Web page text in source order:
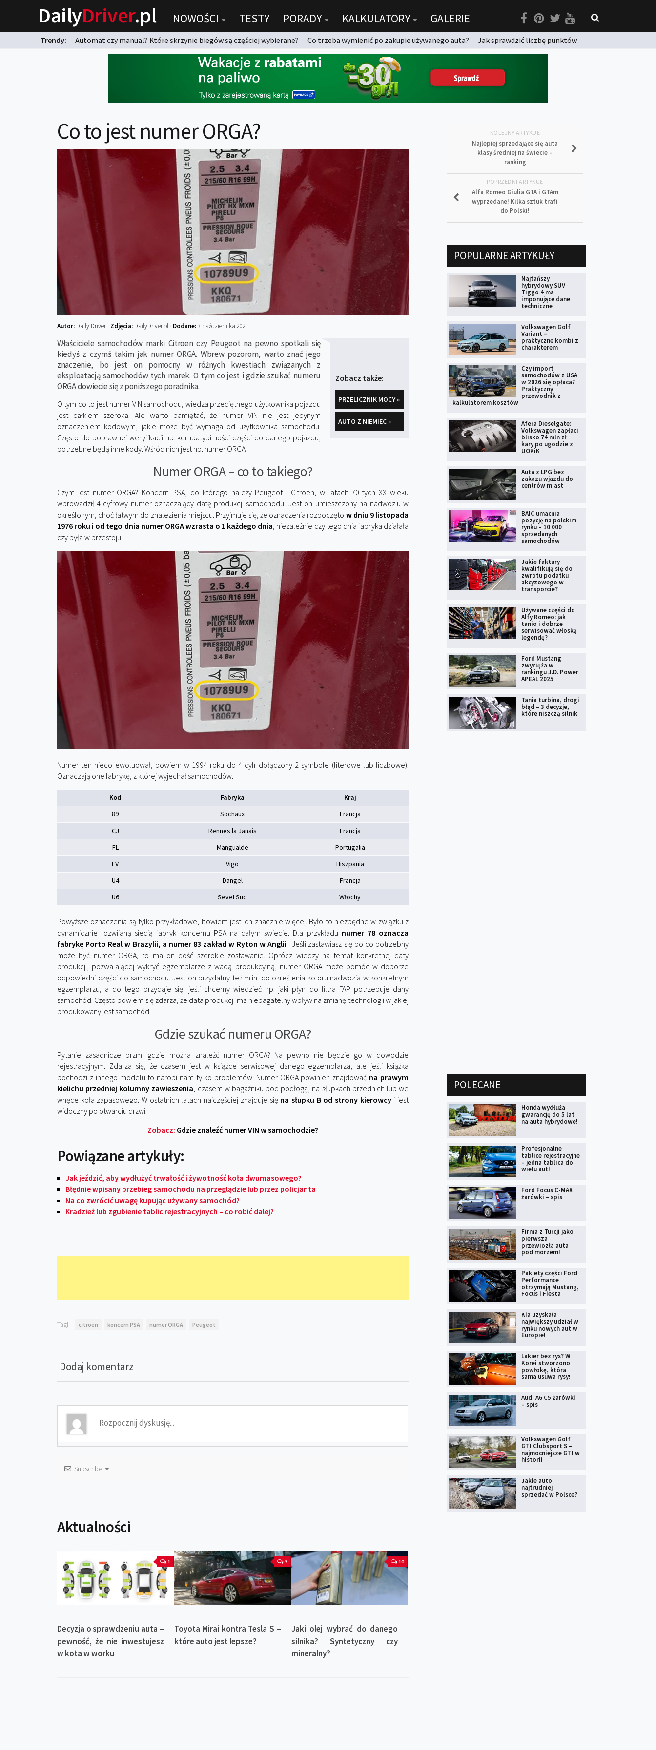
DailyDriver.pl NOWOŚCI TESTY PORADY KALKULATORY GALERIE
Trendy: Automat czy manual? Które skrzynie biegów są częściej wybierane? Co trzeba wymienić po zakupie używanego auta?
Jak sprawdzić liczbę punktów
Co to jest numer ORGA?
Autor: Daily Driver · Zdjęcia: DailyDriver.pl · Dodane:3 października 2021
Zobacz także:
PRZELICZNIK MOCY »
AUTO Z NIEMIEC »
Właściciele samochodów marki Citroen czy Peugeot na pewno spotkali się
kiedyś z czymś takim jak numer ORGA. Wbrew pozorom, warto znać jego
znaczenie, bo jest on pomocny w różnych kwestiach związanych z
eksploatacją samochodów tych marek. O tym co jest i gdzie szukać numeru
ORGA dowiecie się z poniższego poradnika.
O tym co to jest numer VIN samochodu, wiedza przeciętnego użytkownika pojazdu
jest całkiem szeroka. Ale warto pamiętać, że numer VIN nie jest jedynym
oznaczeniem kodowym, jakie może być wymaga od użytkownika samochodu.
Często do poprawnej weryfikacji np. kompatybilności części do danego pojazdu,
potrzebne będą inne kody. Wśród nich jest np. numer ORGA.
Numer ORGA – co to takiego?
Czym jest numer ORGA? Koncern PSA, do którego należy Peugeot i Citroen, w latach 70-tych XX wieku
wprowadził 4-cyfrowy numer oznaczający datę produkcji samochodu. Jest on umieszczony na nadwoziu w
określonym, choć łatwym do znalezienia miejscu. Przyjmuje się, że oznaczenia rozpoczęto w dniu 9 listopada
1976 roku i od tego dnia numer ORGA wzrasta o 1 każdego dnia, niezależnie czy tego dnia fabryka działała
czy była w przestoju.
Numer ten nieco ewoluował, bowiem w 1994 roku do 4 cyfr dołączony 2 symbole (literowe lub liczbowe).
Oznaczają one fabrykę, z której wyjechał samochodów.
Kod Fabryka
Kraj
89
Sochaux
Francja
CJ
Rennes la Janais
Francja
FL
Mangualde
Portugalia
FV
Vigo
Hiszpania
U4
Dangel
Francja
U6
Sevel Sud Włochy
Powyższe oznaczenia są tylko przykładowe, bowiem jest ich znacznie więcej. Było to niezbędne w związku z
dynamicznie rozwijaną siecią fabryk koncernu PSA na całym świecie. Dla przykładu numer 78 oznacza
fabrykę Porto Real w Brazylii, a numer 83 zakład w Ryton w Anglii. Jeśli zastawiasz się po co potrzebny
może być numer ORGA, to ma on dość szerokie zostawanie. Oprócz wiedzy na temat konkretnej daty
produkcji, pozwalającej wykryć egzemplarze z wadą produkcyjną, numer ORGA może pomóc w doborze
odpowiedni części do samochodu. Jest on przydatny też m.in. do określenia koloru nadwozia w konkretnym
egzemplarzu, a do tego przydaje się, jeśli chcemy wiedzieć np. jaki płyn do filtra FAP potrzebuje dany
samochód. Często bowiem się zdarza, że data produkcji ma niebagatelny wpływ na zmianę technologii w jakiej
produkowany jest samochód.
Gdzie szukać numeru ORGA?
Pytanie zasadnicze brzmi gdzie można znaleźć numer ORGA? Na pewno nie będzie go w dowodzie
rejestracyjnym. Zdarza się, że czasem jest w książce serwisowej danego egzemplarza, ale jeśli książka
pochodzi z innego modelu to narobi nam tylko problemów. Numer ORGA powinien znajdować na prawym
kielichu przedniej kolumny zawieszenia, czasem w bagażniku pod podłogą, na słupkach przednich lub we
wnęce koła zapasowego. W ostatnich latach najczęściej znajduje się na słupku B od strony kierowcyi jest
widoczny po otwarciu drzwi.
Zobacz: Gdzie znaleźć numer VIN w samochodzie?
Powiązane artykuły:
Jak jeździć, aby wydłużyć trwałość i żywotność koła dwumasowego?
Błędnie wpisany przebieg samochodu na przeglądzie lub przez policjanta
Na co zwrócić uwagę kupując używany samochód?
Kradzież lub zgubienie tablic rejestracyjnych – co robić dalej?
Tagi: citroen koncern PSA numer ORGA Peugeot
Dodaj komentarz
Subscribe
Aktualności
1
Decyzja o sprawdzeniu auta –
pewność, że nie inwestujesz
w kota w worku
3
Toyota Mirai kontra Tesla S –
które auto jest lepsze?
10
Jaki olej wybrać do danego
silnika? Syntetyczny czy
mineralny?
KOLEJNY ARTYKUŁ
Najlepiej sprzedające się auta
klasy średniej na świecie –
ranking
POPRZEDNI ARTYKUŁ
Alfa Romeo Giulia GTA i GTAm
wyprzedane! Kilka sztuk trafi
do Polski!
POPULARNE ARTYKUŁY
Najtańszy
hybrydowy SUV
Tiggo 4 ma
imponujące dane
techniczne
Volkswagen Golf
Variant –
praktyczne kombi z
charakterem
Czy import
samochodów z USA
w 2026 się opłaca?
Praktyczny
przewodnik z
kalkulatorem kosztów
Afera Dieselgate:
Volkswagen zapłaci
blisko 74 mln zł
kary po ugodzie z
UOKiK
Auta z LPG bez
zakazu wjazdu do
centrów miast
BAIC umacnia
pozycję na polskim
rynku – 10 000
sprzedanych
samochodów
Jakie faktury
kwalifikują się do
zwrotu podatku
akcyzowego w
transporcie?
Używane części do
Alfy Romeo: jak
tanio i dobrze
serwisować włoską
legendę?
Ford Mustang
zwycięża w
rankingu J.D. Power
APEAL 2025
Tania turbina, drogi
błąd – 3 decyzje,
które niszczą silnik
POLECANE
Honda wydłuża
gwarancję do 5 lat
na auta hybrydowe!
Profesjonalne
tablice rejestracyjne
– jedna tablica do
wielu aut!
Ford Focus C-MAX
żarówki – spis
Firma z Turcji jako
pierwsza
przewiozła auta
pod morzem!
Pakiety części Ford
Performance
otrzymają Mustang,
Focus i Fiesta
Kia uzyskała
największy udział w
rynku nowych aut w
Europie!
Lakier bez rys? W
Korei stworzono
powłokę, która
sama usuwa rysy!
Audi A6 C5 żarówki
– spis
Volkswagen Golf
GTI Clubsport S –
najmocniejsze GTI w
historii
Jakie auto
najtrudniej
sprzedać w Polsce?